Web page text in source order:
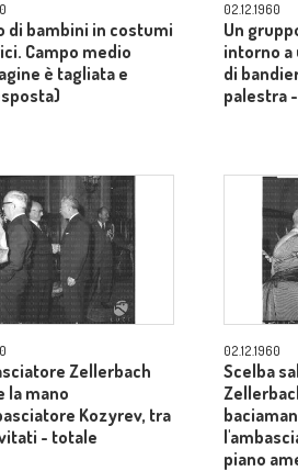
di bambini in costumi
Campo medio
è tagliata e
02.12.1960
Un
intorno a
di
palestra
Zellerbach
la mano
Kozyrev, tra
- totale
02.12.1960
Scelba
piano